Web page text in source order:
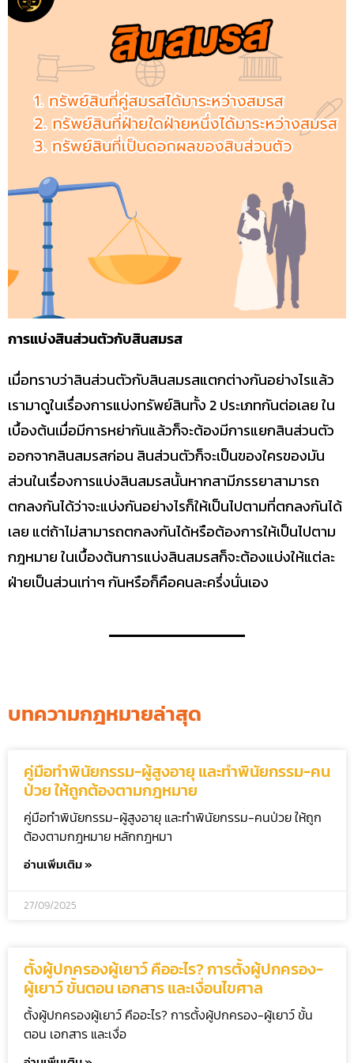
การแบ่งสินส่วนตัวกับสินสมรส
เมื่อทราบว่าสินส่วนตัวกับสินสมรสแตกต่างกันอย่างไรแล้ว
เรามาดูในเรื่องการแบ่งทรัพย์สินทั้ง 2 ประเภทกันต่อเลย ใน
เบื้องต้นเมื่อมีการหย่ากันแล้วก็จะต้องมีการแยกสินส่วนตัว
ออกจากสินสมรสก่อน สินส่วนตัวก็จะเป็นของใครของมัน
ส่วนในเรื่องการแบ่งสินสมรสนั้นหากสามีภรรยาสามารถ
ตกลงกันได้ว่าจะแบ่งกันอย่างไรก็ให้เป็นไปตามที่ตกลงกันได้
เลย แต่ถ้าไม่สามารถตกลงกันได้หรือต้องการให้เป็นไปตาม
กฎหมาย ในเบื้องต้นการแบ่งสินสมรสก็จะต้องแบ่งให้แต่ละ
ฝ่ายเป็นส่วนเท่าๆ กันหรือก็คือคนละครึ่งนั่นเอง
บทความกฎหมายล่าสุด
คู่มือทำพินัยกรรม-ผู้สูงอายุ และทำพินัยกรรม-คน
ป่วย ให้ถูกต้องตามกฎหมาย
คู่มือทำพินัยกรรม-ผู้สูงอายุ และทำพินัยกรรม-คนป่วย ให้ถูก
ต้องตามกฎหมาย หลักกฎหมา
อ่านเพิ่มเติม »
27/09/2025
ตั้งผู้ปกครองผู้เยาว์ คืออะไร? การตั้งผู้ปกครอง-
ผู้เยาว์ ขั้นตอน เอกสาร และเงื่อนไขศาล
ตั้งผู้ปกครองผู้เยาว์ คืออะไร? การตั้งผู้ปกครอง-ผู้เยาว์ ขั้น
ตอน เอกสาร และเงื่อ